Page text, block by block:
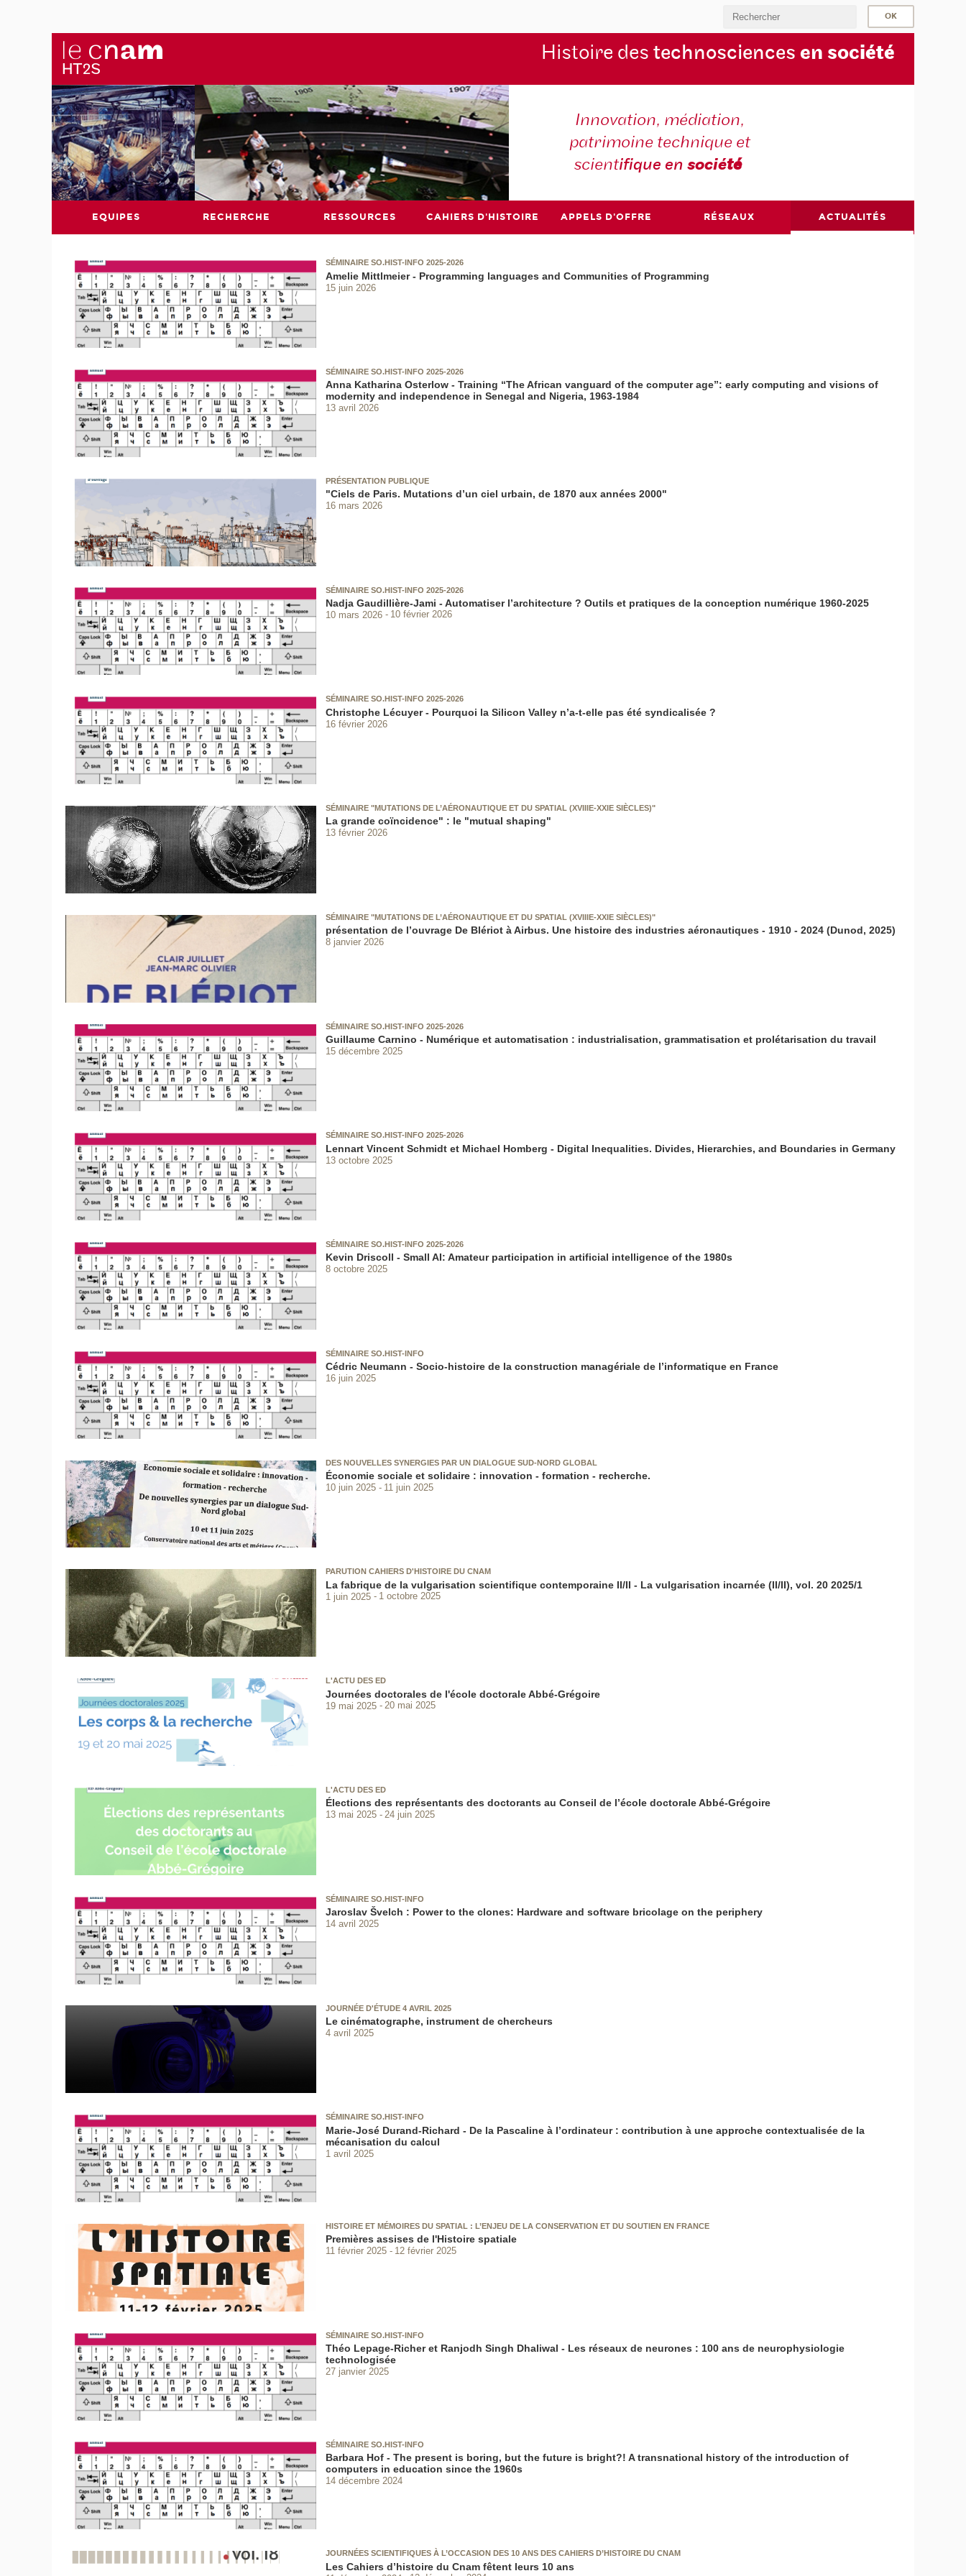
Histoire des technosciences en société
Innovation, médiation,
patrimoine technique et
scientifique ensociété
EQUIPES RECHERCHE RESSOURCES CAHIERS D'HISTOIRE APPELS D'OFFRE RÉSEAUX ACTUALITÉS
SÉMINAIRE SO.HIST-INFO 2025-2026
Amelie Mittlmeier - Programming languages and Communities of Programming
15 juin 2026
SÉMINAIRE SO.HIST-INFO 2025-2026
Anna Katharina Osterlow - Training “The African vanguard of the computer age”: early computing and visions of
modernity and independence in Senegal and Nigeria, 1963-1984
13 avril 2026
PRÉSENTATION PUBLIQUE
"Ciels de Paris. Mutations d’un ciel urbain, de 1870 aux années 2000"
16 mars 2026
SÉMINAIRE SO.HIST-INFO 2025-2026
Nadja Gaudillière-Jami - Automatiser l’architecture ? Outils et pratiques de la conception numérique 1960-2025
10 mars 2026 10 février 2026
SÉMINAIRE SO.HIST-INFO 2025-2026
Christophe Lécuyer - Pourquoi la Silicon Valley n’a-t-elle pas été syndicalisée ?
16 février 2026
SÉMINAIRE "MUTATIONS DE L’AÉRONAUTIQUE ET DU SPATIAL (XVIIIE-XXIE SIÈCLES)"
La grande coïncidence" : le "mutual shaping"
13 février 2026
SÉMINAIRE "MUTATIONS DE L’AÉRONAUTIQUE ET DU SPATIAL (XVIIIE-XXIE SIÈCLES)"
présentation de l’ouvrage De Blériot à Airbus. Une histoire des industries aéronautiques - 1910 - 2024 (Dunod, 2025)
8 janvier 2026
SÉMINAIRE SO.HIST-INFO 2025-2026
Guillaume Carnino - Numérique et automatisation : industrialisation, grammatisation et prolétarisation du travail
15 décembre 2025
SÉMINAIRE SO.HIST-INFO 2025-2026
Lennart Vincent Schmidt et Michael Homberg - Digital Inequalities. Divides, Hierarchies, and Boundaries in Germany
13 octobre 2025
SÉMINAIRE SO.HIST-INFO 2025-2026
Kevin Driscoll - Small AI: Amateur participation in artificial intelligence of the 1980s
8 octobre 2025
SÉMINAIRE SO.HIST-INFO
Cédric Neumann - Socio-histoire de la construction managériale de l’informatique en France
16 juin 2025
DES NOUVELLES SYNERGIES PAR UN DIALOGUE SUD-NORD GLOBAL
Économie sociale et solidaire : innovation - formation - recherche.
10 juin 2025 11 juin 2025
PARUTION CAHIERS D'HISTOIRE DU CNAM
La fabrique de la vulgarisation scientifique contemporaine II/II - La vulgarisation incarnée (II/II), vol. 20 2025/1
1 juin 2025 1 octobre 2025
L'ACTU DES ED
Journées doctorales de l'école doctorale Abbé-Grégoire
19 mai 2025 20 mai 2025
L'ACTU DES ED
Élections des représentants des doctorants au Conseil de l’école doctorale Abbé-Grégoire
13 mai 2025 24 juin 2025
SÉMINAIRE SO.HIST-INFO
Jaroslav Švelch : Power to the clones: Hardware and software bricolage on the periphery
14 avril 2025
JOURNÉE D'ÉTUDE 4 AVRIL 2025
Le cinématographe, instrument de chercheurs
4 avril 2025
SÉMINAIRE SO.HIST-INFO
Marie-José Durand-Richard - De la Pascaline à l’ordinateur : contribution à une approche contextualisée de la
mécanisation du calcul
1 avril 2025
HISTOIRE ET MÉMOIRES DU SPATIAL : L’ENJEU DE LA CONSERVATION ET DU SOUTIEN EN FRANCE
Premières assises de l'Histoire spatiale
11 février 2025 12 février 2025
SÉMINAIRE SO.HIST-INFO
Théo Lepage-Richer et Ranjodh Singh Dhaliwal - Les réseaux de neurones : 100 ans de neurophysiologie
technologisée
27 janvier 2025
SÉMINAIRE SO.HIST-INFO
Barbara Hof - The present is boring, but the future is bright?! A transnational history of the introduction of
computers in education since the 1960s
14 décembre 2024
JOURNÉES SCIENTIFIQUES À L’OCCASION DES 10 ANS DES CAHIERS D’HISTOIRE DU CNAM
Les Cahiers d’histoire du Cnam fêtent leurs 10 ans